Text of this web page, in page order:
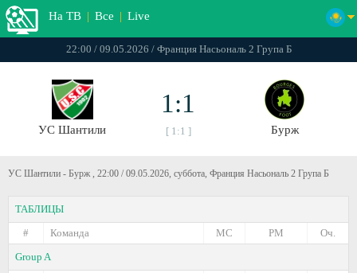
На ТВ | Все | Live
22:00 / 09.05.2026 / Франция Насьональ 2 Група Б
УС Шантили
1:1
[ 1:1 ] Бурж
УС Шантили - Бурж , 22:00 / 09.05.2026, суббота, Франция Насьональ 2 Група Б
ТАБЛИЦЫ
#
Команда Оч.
РМ
МС
Group A